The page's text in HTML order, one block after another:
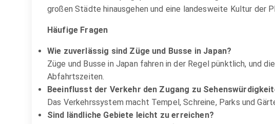
großen Städte hinausgehen und eine landesweite Kultur der
Häufige Fragen
Wie zuverlässig sind Züge und Busse in Japan?
Züge und Busse in Japan fahren in der Regel pünktlich, und
Abfahrtszeiten.
Beeinflusst der Verkehr den Zugang zu
Das Verkehrssystem macht Tempel, Schreine, Parks und
Sind ländliche Gebiete leicht zu erreichen?